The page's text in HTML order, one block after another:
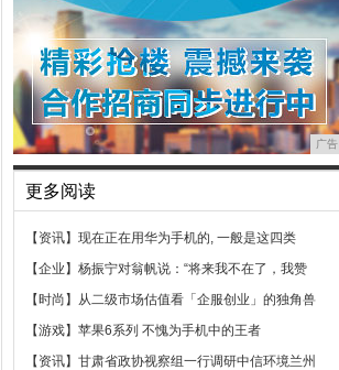
广告
更多阅读
【资讯】 现在正在用华为手机的, 一般是这四类
【企业】 杨振宁对翁帆说：“将来我不在了，我赞
【时尚】 从二级市场估值看「企服创业」的独角兽
【游戏】 苹果6系列 不愧为手机中的王者
【资讯】 甘肃省政协视察组一行调研中信环境兰州